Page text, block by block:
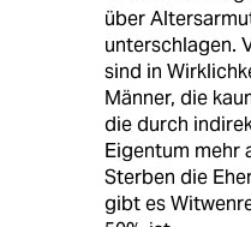
über
unterschlagen.
sind in
Männer, die
die durch
Eigentum mehr
Sterben die
gibt es